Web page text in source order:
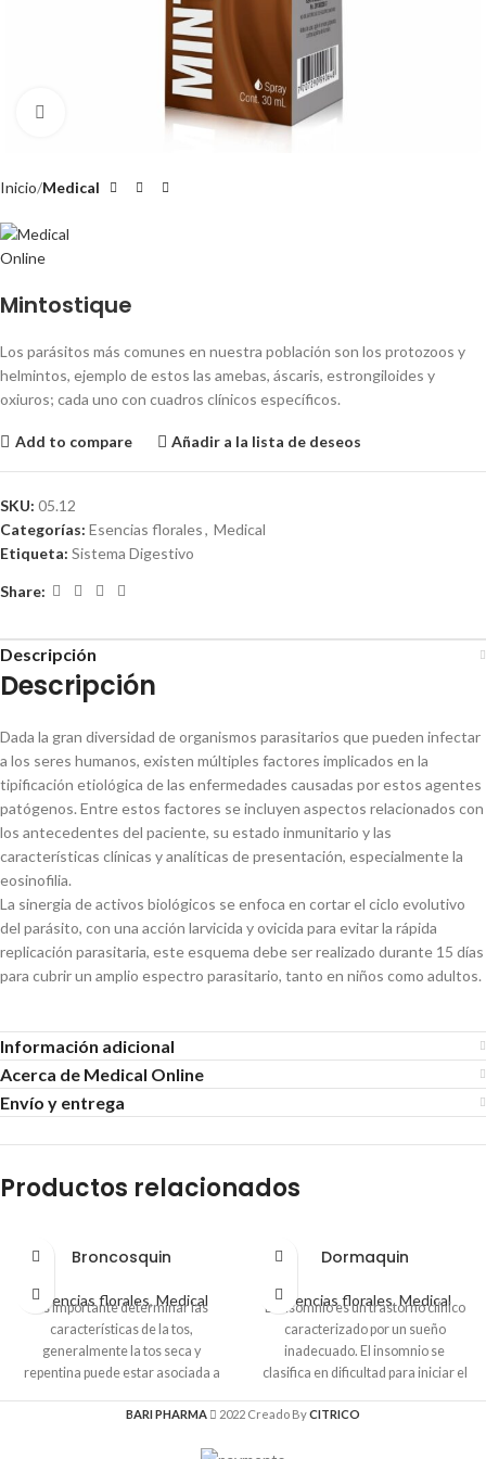
Clic para ampliar
Inicio Medical
Mintostique
Los parásitos más comunes en nuestra población son los protozoos y
helmintos, ejemplo de estos las amebas, áscaris, estrongiloides y
oxiuros; cada uno con cuadros clínicos específicos.
Add to compare Añadir a la lista de deseos
SKU: 05.12
Categorías: Esencias florales, Medical
Etiqueta: Sistema Digestivo
Share:
Descripción
Descripción
Dada la gran diversidad de organismos parasitarios que pueden infectar
a los seres humanos, existen múltiples factores implicados en la
tipificación etiológica de las enfermedades causadas por estos agentes
patógenos. Entre estos factores se incluyen aspectos relacionados con
los antecedentes del paciente, su estado inmunitario y las
características clínicas y analíticas de presentación, especialmente la
eosinofilia.
La sinergia de activos biológicos se enfoca en cortar el ciclo evolutivo
del parásito, con una acción larvicida y ovicida para evitar la rápida
replicación parasitaria, este esquema debe ser realizado durante 15 días
para cubrir un amplio espectro parasitario, tanto en niños como adultos.
Información adicional
Acerca de Medical Online
Envío y entrega
Productos relacionados
Broncosquin
Esencias florales, Medical
Es importante determinar las
características de la tos,
generalmente la tos seca y
repentina puede estar asociada a
sin antecedentes virales o
Dormaquin
Esencias florales, Medical
El insomnio es un trastorno clínico
caracterizado por un sueño
inadecuado. El insomnio se
clasifica en dificultad para iniciar el
inicial), despertares frecuentes o
BARI PHARMA 2022 Creado ByCITRICO